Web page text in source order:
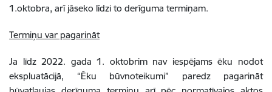
1.oktobra, arī jāseko līdzi to derīguma termiņam.
Termiņu var pagarināt
Ja līdz 2022. gada 1. oktobrim nav iespējams ēku nodot
ekspluatācijā, “Ēku būvnoteikumi” paredz pagarināt